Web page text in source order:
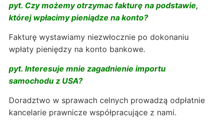
pyt. Czy możemy otrzymac fakturę na podstawie,
której wpłacimy pieniądze na konto?
Fakturę wystawiamy niezwłocznie po dokonaniu
wpłaty pieniędzy na konto bankowe.
pyt. Interesuje mnie zagadnienie importu
samochodu z USA?
Doradztwo w sprawach celnych prowadzą odpłatnie
kancelarie prawnicze współpracujące z nami.